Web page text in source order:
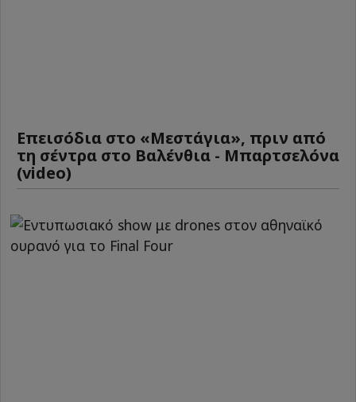
Επεισόδια στο «Μεστάγια», πριν από
τη σέντρα στο Βαλένθια - Μπαρτσελόνα
(video)